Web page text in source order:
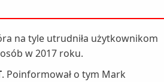
na tyle utrudniła użytkownikom
w 2017 roku.
. Poinformował o tym Mark